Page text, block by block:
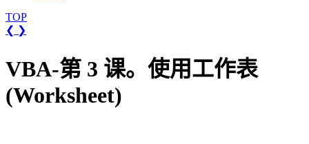
TOP
❮ ❯
VBA-第 3 课。使用工作表
(Worksheet)